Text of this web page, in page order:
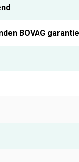
BOVAG garantie